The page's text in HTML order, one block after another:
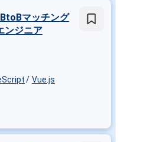
マッチング
ンジニア
Vue.js